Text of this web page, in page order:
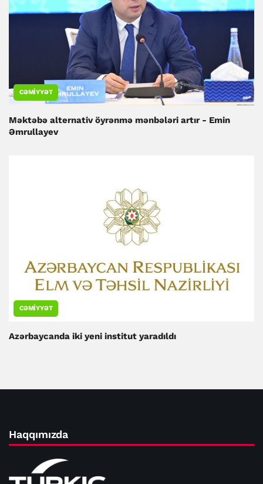
CƏMIYYƏT
Məktəbə alternativ öyrənmə mənbələri artır - Emin
Əmrullayev
CƏMIYYƏT
Azərbaycanda iki yeni institut yaradıldı
Haqqımızda